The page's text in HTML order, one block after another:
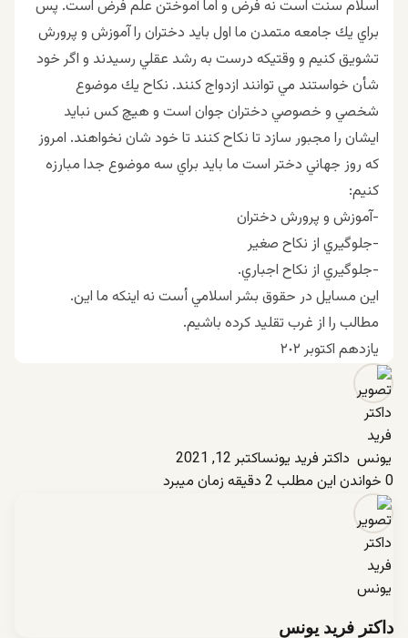
اسلام سنت است نه فرض و اما آموختن علم فرض است. پس
براي يك جامعه متمدن ما اول بايد دختران را آموزش و پرورش
تشويق كنيم و وقتيكه درست به رشد عقلي رسيدند و اگر خود
شأن خواستند مي توانند ازدواج كنند. نكاح يك موضوع
شخصي و خصوصي دختران جوان است و هيچ كس نبايد
ايشان را مجبور سازد تا نكاح كنند تا خود شان نخواهند. امروز
كه روز جهاني دختر است ما بايد براي سه موضوع جدا مبارزه
كنيم:
-آموزش و پرورش دختران
-جلوگيري از نكاح صغير
-جلوگيري از نكاح اجباري.
اين مسايل در حقوق بشر اسلامي أست نه اينكه ما اين.
مطالب را از غرب تقليد كرده باشيم.
يازدهم اكتوبر ٢٠٢
داکتر فرید یونساکتبر 12, 2021
0 خواندن این مطلب 2 دقیقه زمان میبرد
داکتر فرید یونس